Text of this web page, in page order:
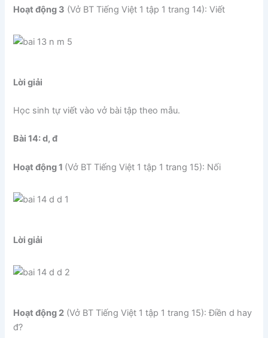
Hoạt động 3 (Vở BT Tiếng Việt 1 tập 1 trang 14): Viết
Lời giải
Học sinh tự viết vào vở bài tập theo mẫu.
Bài 14: d, đ
Hoạt động 1 (Vở BT Tiếng Việt 1 tập 1 trang 15): Nối
Lời giải
Hoạt động 2 (Vở BT Tiếng Việt 1 tập 1 trang 15): Điền d hay
đ?